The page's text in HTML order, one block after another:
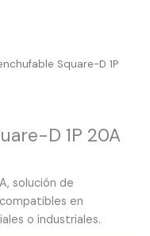
Square-D 1P
D 1P 20A
solución de
en
o industriales.